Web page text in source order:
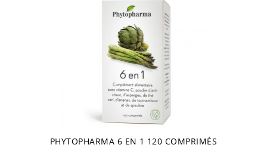
PHYTOPHARMA 6 EN 1 120 COMPRIMÉS